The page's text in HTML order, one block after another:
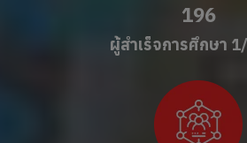
196
ผู้สำเร็จการศึกษา